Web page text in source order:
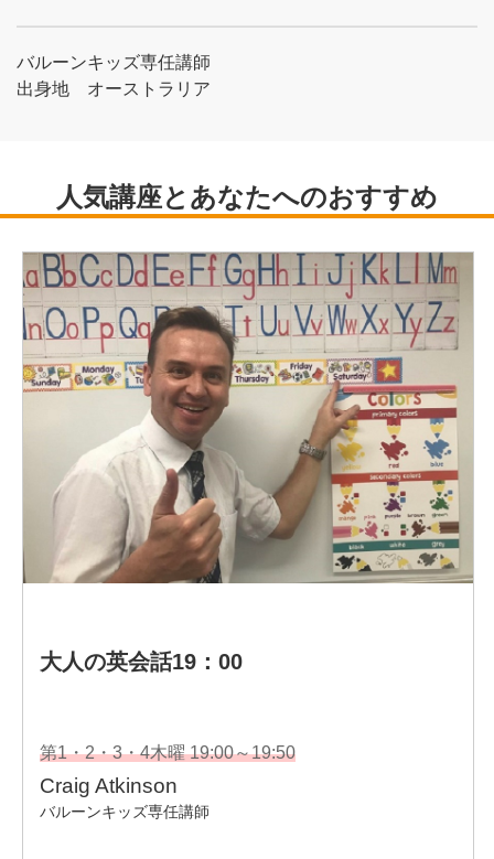
バルーンキッズ専任講師
出身地 オーストラリア